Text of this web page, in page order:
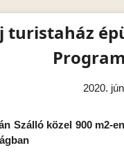
turistaház
2020.
Szálló közel 900 m2-